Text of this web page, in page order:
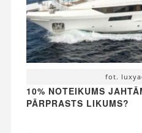
fot.
10% NOTEIKUMS
PĀRPRASTS LIKUMS?